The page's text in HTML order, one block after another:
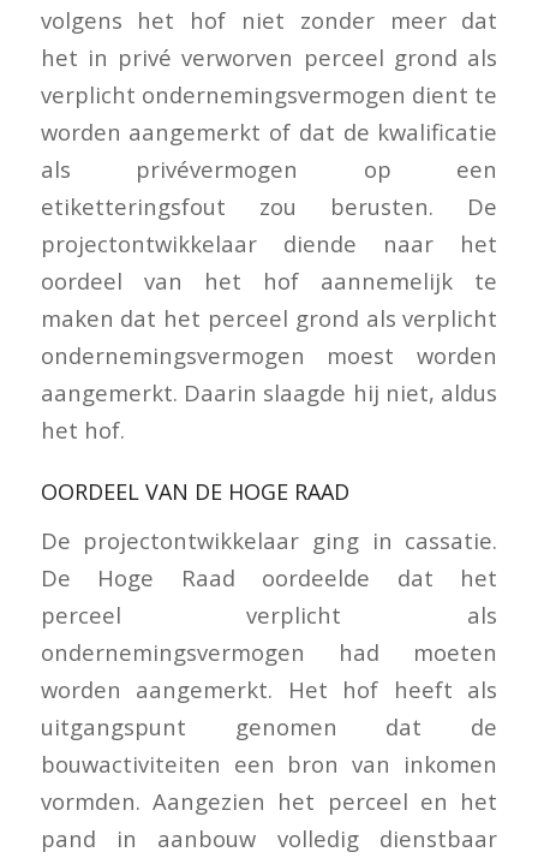
volgens het hof niet zonder meer dat
het in privé verworven perceel grond als
verplicht ondernemingsvermogen dient te
worden aangemerkt of dat de kwalificatie
als privévermogen op een
etiketteringsfout zou berusten. De
projectontwikkelaar diende naar het
oordeel van het hof aannemelijk te
maken dat het perceel grond als verplicht
ondernemingsvermogen moest worden
aangemerkt. Daarin slaagde hij niet, aldus
het hof.
OORDEEL VAN DE HOGE RAAD
De projectontwikkelaar ging in cassatie.
De Hoge Raad oordeelde dat het
perceel verplicht als
ondernemingsvermogen had moeten
worden aangemerkt. Het hof heeft als
uitgangspunt genomen dat de
bouwactiviteiten een bron van inkomen
vormden. Aangezien het perceel en het
pand in aanbouw volledig dienstbaar